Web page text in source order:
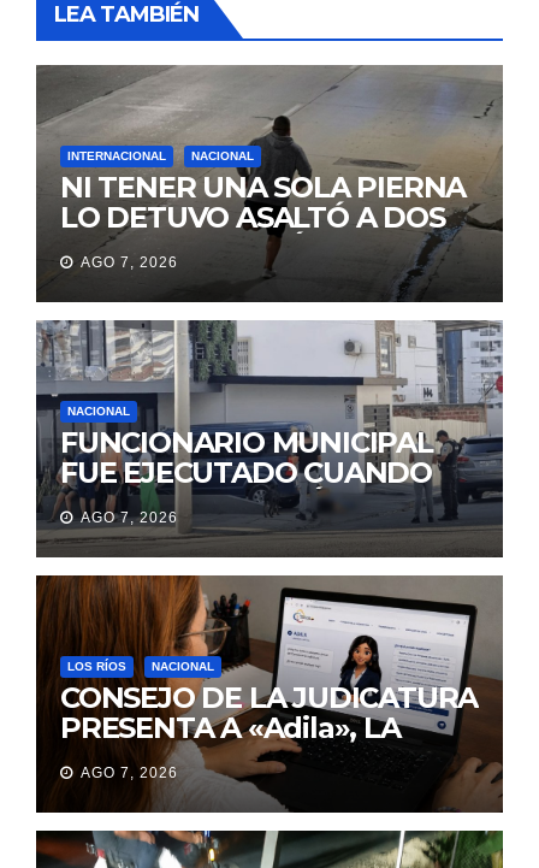
LEA TAMBIÉN
INTERNACIONAL NACIONAL
NI TENER UNA SOLA PIERNA
LO DETUVO ASALTÓ A DOS
MUJERES Y HUYÓ
BRINCANDO.
AGO 7, 2026
NACIONAL
FUNCIONARIO MUNICIPAL
FUE EJECUTADO CUANDO
IBA A UNA REUNIÓN DE
TRABAJO EN MANTA
AGO 7, 2026
LOS RÍOS NACIONAL
CONSEJO DE LA JUDICATURA
PRESENTA A «Adila», LA
ASISTENTE VIRTUAL QUE
ORIENTA A LA CIUDADANÍA
SOBRE TRÁMITES
JUDICIALES
AGO 7, 2026